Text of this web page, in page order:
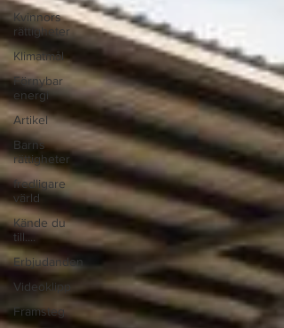
Kvinnors
rättigheter
Klimatmål
Förnybar
energi
Artikel
Barns
rättigheter
fredligare
värld
Kände du
till....
Erbjudanden
Videoklipp
Framsteg